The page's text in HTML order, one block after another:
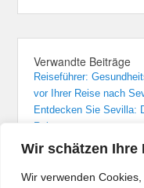
Wir schätzen Ihre
Wir verwenden
Verwandte Beiträge
Reiseführer:
vor Ihrer Reise nach
Entdecken Sie Sevilla:
Reise
Sevilla: Unvergessliche
Von Madrid nach
Flughafenführer und